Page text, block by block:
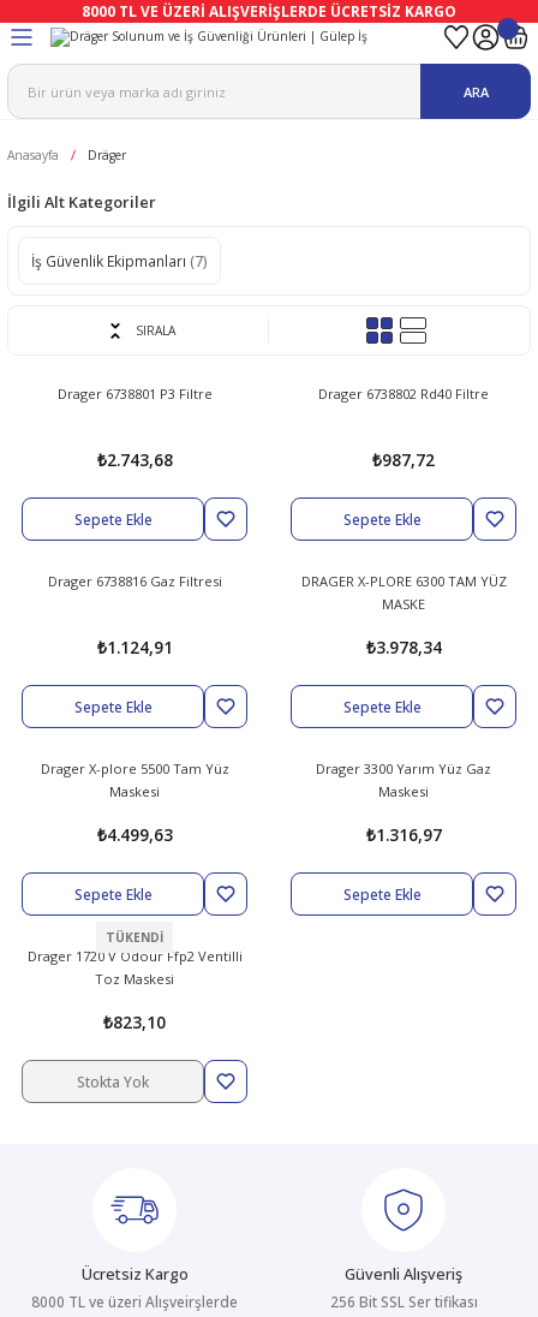
8000 TL VE ÜZERİ ALIŞVERİŞLERDE ÜCRETSİZ KARGO
Geri Dön
Tulum
Geri Dön
Geri Dön
Geri Dön
Ve Vizör
Ekipmanları
Geri Dön
Geri Dön
ARA
Anasayfa Dräger
İlgili Alt Kategoriler
İş Güvenlik Ekipmanları (7)
SIRALA
Drager 6738801 P3 Filtre
₺2.743,68
Sepete Ekle
Drager 6738802 Rd40 Filtre
₺987,72
Sepete Ekle
Drager 6738816 Gaz Filtresi
₺1.124,91
Sepete Ekle
DRAGER X-PLORE 6300 TAM YÜZ
MASKE
₺3.978,34
Sepete Ekle
Drager X-plore 5500 Tam Yüz
Maskesi
₺4.499,63
Sepete Ekle
Drager 3300 Yarım Yüz Gaz
Maskesi
₺1.316,97
Sepete Ekle
TÜKENDİ
Drager 1720 V Odour Ffp2 Ventilli
Toz Maskesi
₺823,10
Stokta Yok
Ücretsiz Kargo
8000 TL ve üzeri Alışveirşlerde
Güvenli Alışveriş
256 Bit SSL Ser tifikası